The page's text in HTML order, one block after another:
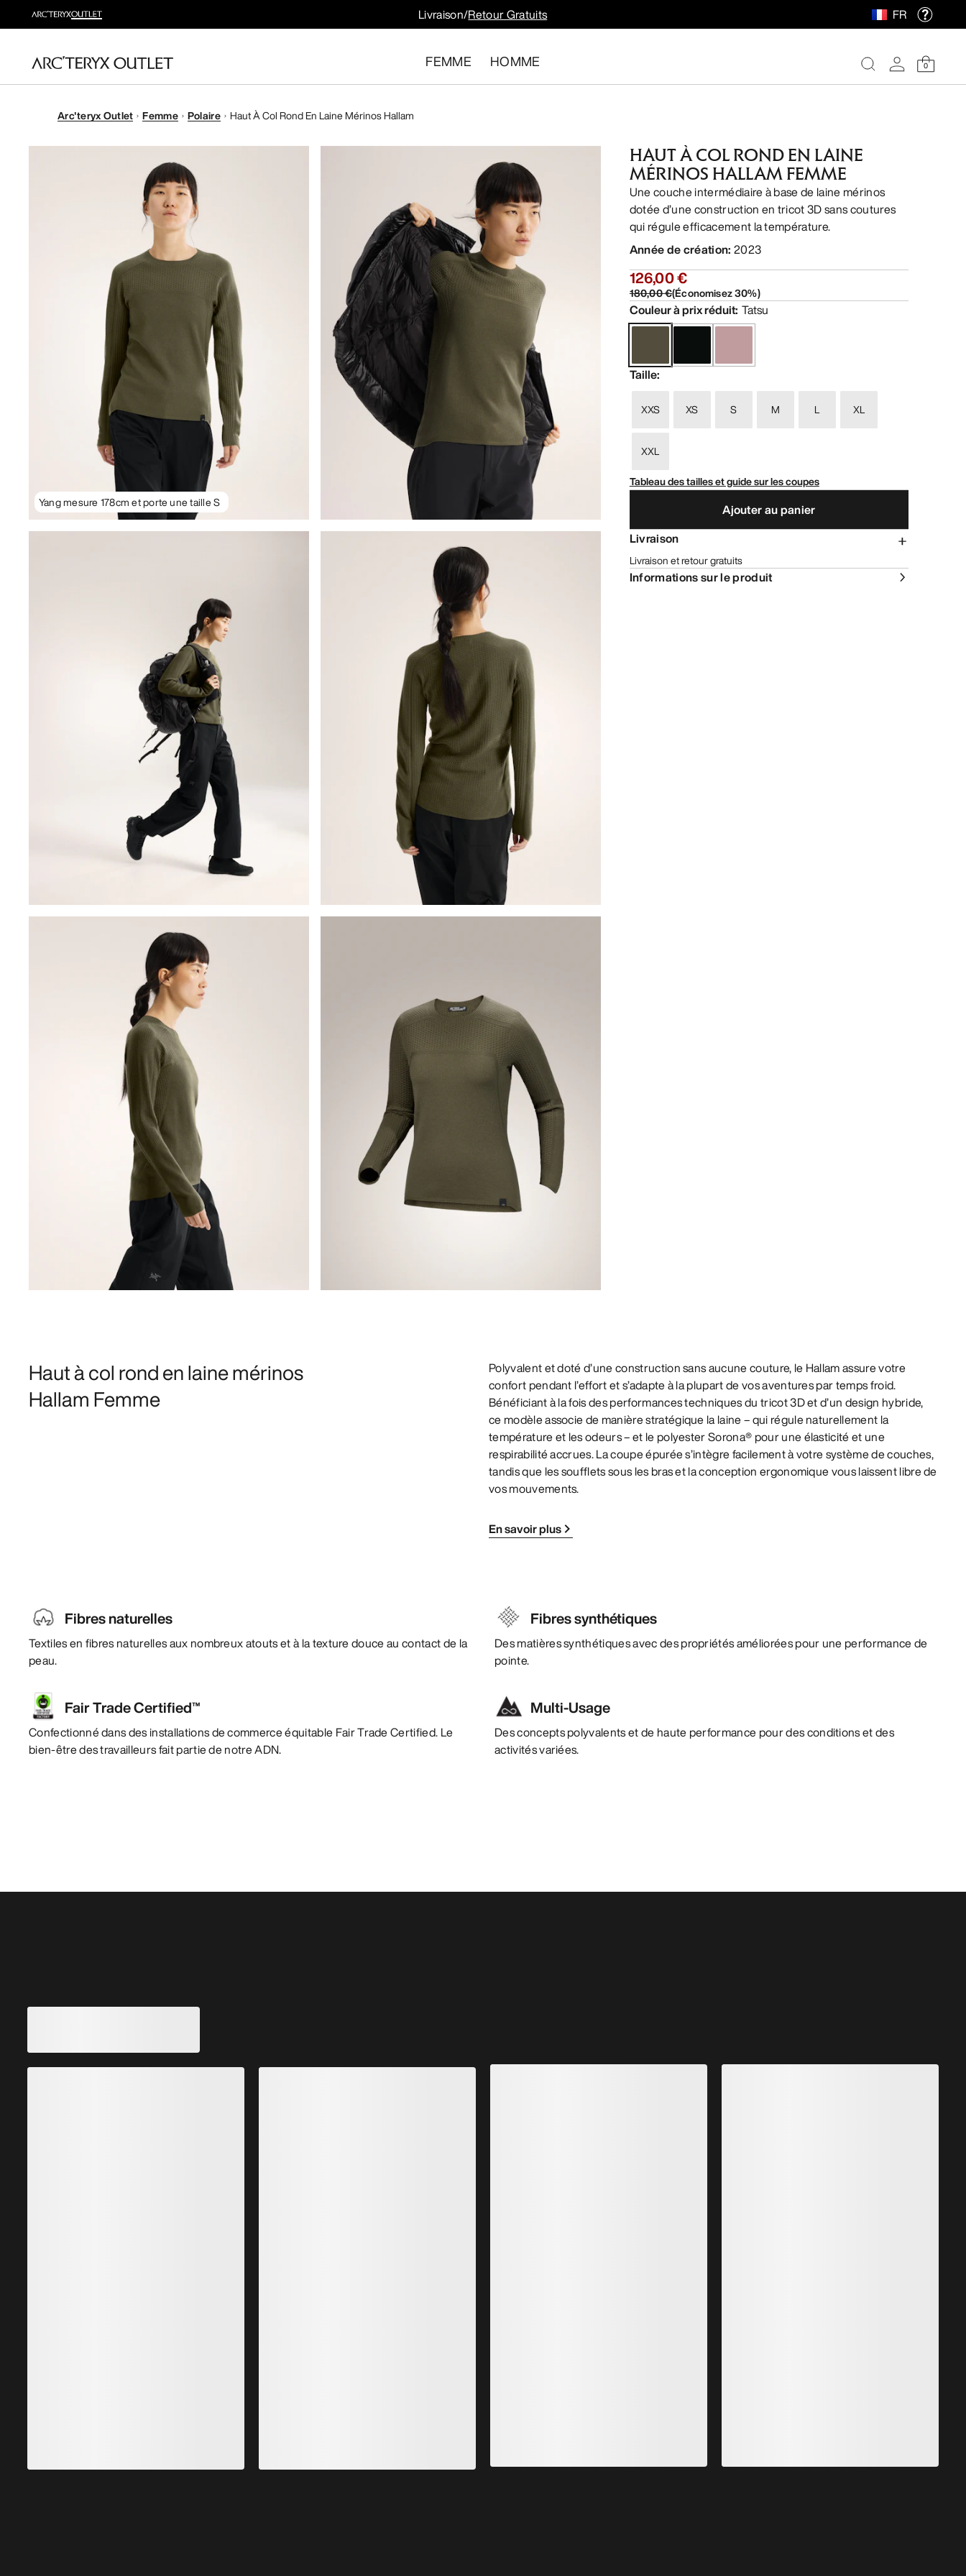
Livraison/Retour Gratuits FR
FEMME HOMME 0
Arc'teryx Outlet Femme Polaire Haut À Col Rond En Laine Mérinos Hallam
Yang mesure 178cm et porte une taille S
HAUT À COL ROND EN LAINE
MÉRINOS HALLAM FEMME
Une couche intermédiaire à base de laine mérinos
dotée d’une construction en tricot 3D sans coutures
qui régule efficacement la température.
Année de création: 2023
126,00 €
180,00 €(Économisez30%)
Couleur à prix réduit: Tatsu
Taille:
XXS XS S M L XL
XXL
Tableau des tailles et guide sur les coupes
Ajouter au panier
Livraison
Livraison et retour gratuits
Informations sur le produit
Haut à col rond en laine mérinos
Hallam Femme
Polyvalent et doté d’une construction sans aucune couture, le Hallam assure votre
confort pendant l’effort et s’adapte à la plupart de vos aventures par temps froid.
Bénéficiant à la fois des performances techniques du tricot 3D et d’un design hybride,
ce modèle associe de manière stratégique la laine – qui régule naturellement la
température et les odeurs – et le polyester Sorona® pour une élasticité et une
respirabilité accrues. La coupe épurée s’intègre facilement à votre système de couches,
tandis que les soufflets sous les bras et la conception ergonomique vous laissent libre de
vos mouvements.
En savoir plus
Fibres naturelles
Textiles en fibres naturelles aux nombreux atouts et à la texture douce au contact de la
peau.
Fibres synthétiques
Des matières synthétiques avec des propriétés améliorées pour une performance de
pointe.
Fair Trade Certified™
Confectionné dans des installations de commerce équitable Fair Trade Certified. Le
bien-être des travailleurs fait partie de notre ADN.
Multi-Usage
Des concepts polyvalents et de haute performance pour des conditions et des
activités variées.